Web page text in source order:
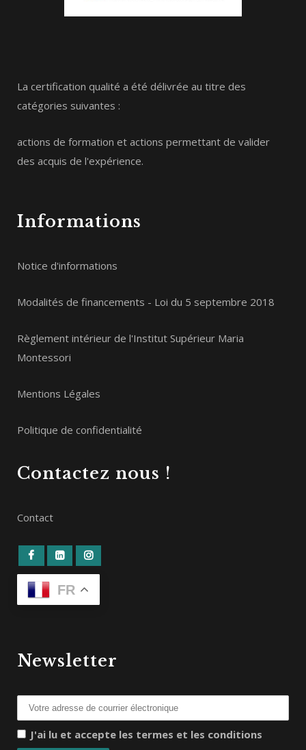
La certification qualité a été délivrée au titre des
catégories suivantes :
actions de formation et actions permettant de valider
des acquis de l'expérience.
Informations
Notice d'informations
Modalités de financements - Loi du 5 septembre 2018
Règlement intérieur de l'Institut Supérieur Maria
Montessori
Mentions Légales
Politique de confidentialité
Contactez nous !
Contact
FR
Newsletter
J'ai lu et accepte les termes et les conditions